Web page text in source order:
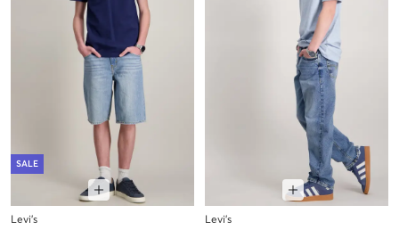
SALE
Levi's
Levi's